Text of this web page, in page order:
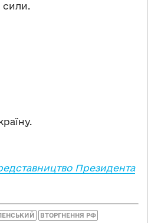
сили.
Президента
ВТОРГНЕННЯ РФ